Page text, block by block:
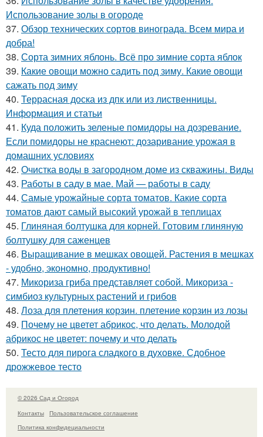
Использование золы в огороде
37. Обзор технических сортов винограда. Всем мира и
добра!
38. Сорта зимних яблонь. Всё про зимние сорта яблок
39. Какие овощи можно садить под зиму. Какие овощи
сажать под зиму
40. Террасная доска из дпк или из лиственницы.
Информация и статьи
41. Куда положить зеленые помидоры на дозревание.
Если помидоры не краснеют: дозаривание урожая в
домашних условиях
42. Очистка воды в загородном доме из скважины. Виды
43. Работы в саду в мае. Май — работы в саду
44. Самые урожайные сорта томатов. Какие сорта
томатов дают самый высокий урожай в теплицах
45. Глиняная болтушка для корней. Готовим глиняную
болтушку для саженцев
46. Выращивание в мешках овощей. Растения в мешках
- удобно, экономно, продуктивно!
47. Микориза гриба представляет собой. Микориза -
симбиоз культурных растений и грибов
48. Лоза для плетения корзин. плетение корзин из лозы
49. Почему не цветет абрикос, что делать. Молодой
абрикос не цветет: почему и что делать
50. Тесто для пирога сладкого в духовке. Сдобное
дрожжевое тесто
© 2026 Сад и Огород
Контакты
Пользовательское соглашение
Политика конфидециальности